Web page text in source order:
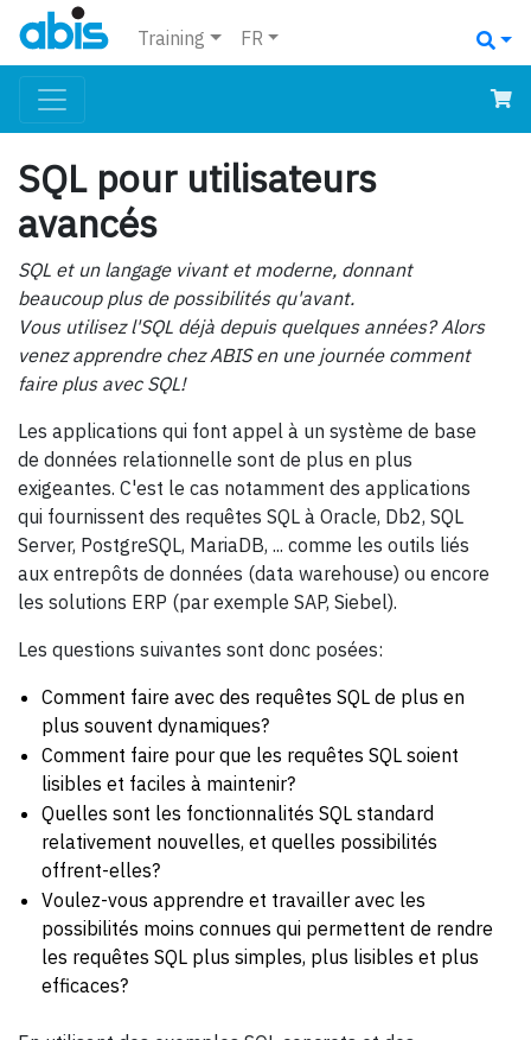
Training FR
SQL pour utilisateurs
avancés
SQL et un langage vivant et moderne, donnant
beaucoup plus de possibilités qu'avant.
Vous utilisez l'SQL déjà depuis quelques années? Alors
venez apprendre chez ABIS en une journée comment
faire plus avec SQL!
Les applications qui font appel à un système de base
de données relationnelle sont de plus en plus
exigeantes. C'est le cas notamment des applications
qui fournissent des requêtes SQL à Oracle, Db2, SQL
Server, PostgreSQL, MariaDB, ... comme les outils liés
aux entrepôts de données (data warehouse) ou encore
les solutions ERP (par exemple SAP, Siebel).
Les questions suivantes sont donc posées:
Comment faire avec des requêtes SQL de plus en
plus souvent dynamiques?
Comment faire pour que les requêtes SQL soient
lisibles et faciles à maintenir?
Quelles sont les fonctionnalités SQL standard
relativement nouvelles, et quelles possibilités
offrent-elles?
Voulez-vous apprendre et travailler avec les
possibilités moins connues qui permettent de rendre
les requêtes SQL plus simples, plus lisibles et plus
efficaces?